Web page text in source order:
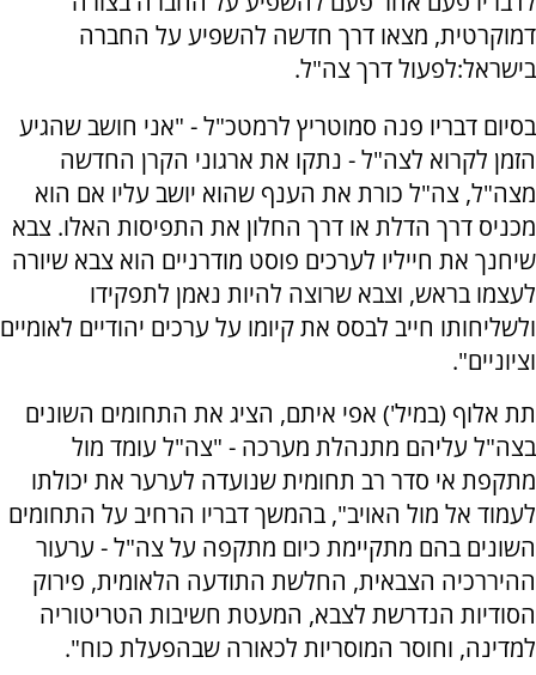
דמוקרטית, מצאו דרך חדשה להשפיע על החברה
בישראל:לפעול דרך צה"ל.
בסיום דבריו פנה סמוטריץ לרמטכ"ל - "אני חושב שהגיע
הזמן לקרוא לצה"ל - נתקו את ארגוני הקרן החדשה
מצה"ל, צה"ל כורת את הענף שהוא יושב עליו אם הוא
מכניס דרך הדלת או דרך החלון את התפיסות האלו. צבא
שיחנך את חייליו לערכים פוסט מודרניים הוא צבא שיורה
לעצמו בראש, וצבא שרוצה להיות נאמן לתפקידו
ולשליחותו חייב לבסס את קיומו על ערכים יהודיים לאומיים
וציוניים".
תת אלוף (במיל') אפי איתם, הציג את התחומים השונים
בצה"ל עליהם מתנהלת מערכה - "צה"ל עומד מול
מתקפת אי סדר רב תחומית שנועדה לערער את יכולתו
לעמוד אל מול האויב", בהמשך דבריו הרחיב על התחומים
השונים בהם מתקיימת כיום מתקפה על צה"ל - ערעור
ההיררכיה הצבאית, החלשת התודעה הלאומית, פירוק
הסודיות הנדרשת לצבא, המעטת חשיבות הטריטוריה
למדינה, וחוסר המוסריות לכאורה שבהפעלת כוח".